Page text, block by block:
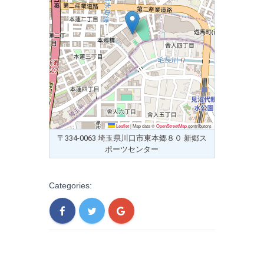
Leaflet |Map data ©OpenStreetMapcontributors
〒334-0063 埼玉県川口市東本郷８０ 新郷ス
ポーツセンター
Categories: